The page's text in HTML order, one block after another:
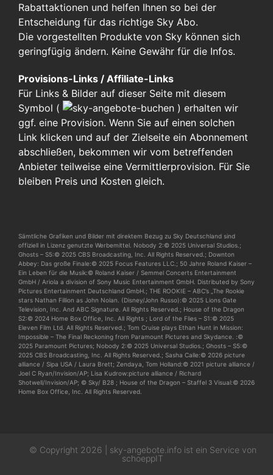
Rabattaktionen und helfen Ihnen so bei der
Entscheidung für das richtige Sky Abo.
Die vorgestellten Produkte von Sky können sich
geringfügig ändern. Keine Gewähr für die Infos.
Provisions-Links / Affiliate-Links
Für Links & Bilder auf dieser Seite mit diesem
Symbol (
) erhalten wir
ggf. eine Provision. Wenn Sie auf einen solchen
Link klicken und auf der Zielseite ein Abonnement
abschließen, bekommen wir vom betreffenden
Anbieter teilweise eine Vermittlerprovision. Für Sie
bleiben Preis und Kosten gleich.
Sämtliche Grafiken und Bilder mit direktem Bezug zu Sky Deutschland sind
offiziell in Lizenz genutzte Werbemittel. Nobody 2:© 2025 Universal Studios.;
Ghosts – S5:© 2025 CBS Broadcasting, Inc. All Rights Reserved.; Downton
Abbey: Das große Finale:© 2025 Focus Features LLC.; 50 Jahre Roland Kaiser –
Ein Leben für die Musik:© Roland Kaiser / Semmel Concerts Entertainment
GmbH / Ariola a division of Sony Music Entertainment GmbH. Distributed by Sony
Pictures Entertainment Deutschland GmbH.; THE ROOKIE – ABC’s „The Rookie
stars Nathan Fillion as John Nolan. (Disney/John Russo):© 2025 Lions Gate
Television, Inc. And ABC Signature. All Rights Reserved.; House of the Dragon
S2:© 2024 Home Box Office, Inc. All Rights ; Lord of the Flies – S1:© 2025
Eleven Film Ltd. All Rights Reserved.; Tom Cruise plays Ethan Hunt in Mission:
Impossible – The Final Reckoning from Paramount Pictures and Skydance. :©
2025 Paramount Pictures; Nobody 2:© 2025 Universal Studios.; Ghosts – S5:©
2025 CBS Broadcasting, Inc. All Rights Reserved.; Sasha Calle:© 2026 picture
alliance / Sipa USA / Laura Brett; Zendaya, Tom Holland:© 2021 picture alliance /
Joel C Ryan/Invision/AP; Lisa Kudrow:picture alliance / Richard
Shotwell/Invision/AP; © Sky/ B28 ; House of the Dragon – Staffel 3 Visual:© 2026
Home Box Office, Inc. All Rights Reserved.
© Copyright 2026 | sky-angebote.info ist ein Service von
schoeppIT